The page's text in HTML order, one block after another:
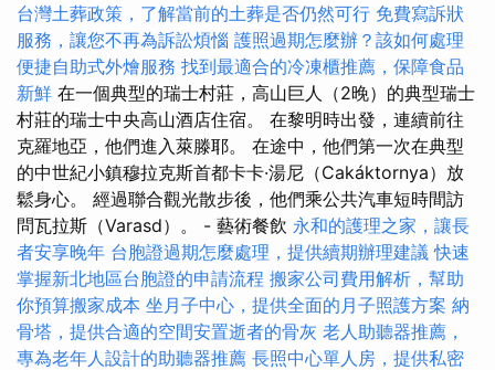
台灣土葬政策，了解當前的土葬是否仍然可行 免費寫訴狀
服務，讓您不再為訴訟煩惱 護照過期怎麼辦？該如何處理
便捷自助式外燴服務 找到最適合的冷凍櫃推薦，保障食品
新鮮 在一個典型的瑞士村莊，高山巨人（2晚）的典型瑞士
村莊的瑞士中央高山酒店住宿。 在黎明時出發，連續前往
克羅地亞，他們進入萊滕耶。 在途中，他們第一次在典型
的中世紀小鎮穆拉克斯首都卡卡·湯尼（Cakáktornya）放
鬆身心。 經過聯合觀光散步後，他們乘公共汽車短時間訪
問瓦拉斯（Varasd）。 - 藝術餐飲 永和的護理之家，讓長
者安享晚年 台胞證過期怎麼處理，提供續期辦理建議 快速
掌握新北地區台胞證的申請流程 搬家公司費用解析，幫助
你預算搬家成本 坐月子中心，提供全面的月子照護方案 納
骨塔，提供合適的空間安置逝者的骨灰 老人助聽器推薦，
專為老年人設計的助聽器推薦 長照中心單人房，提供私密